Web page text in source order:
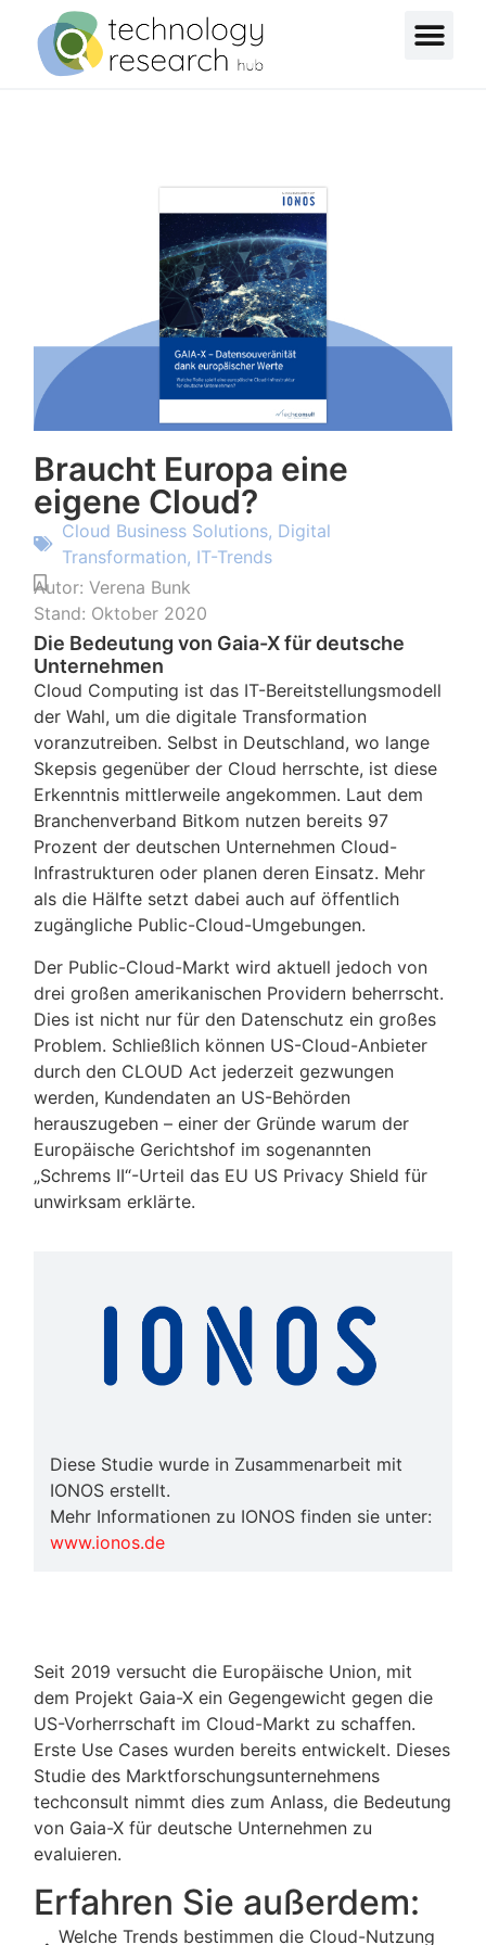
Braucht Europa eine
eigene Cloud?
Cloud Business Solutions, Digital
Transformation, IT-Trends
Autor: Verena Bunk
Stand: Oktober 2020
Die Bedeutung von Gaia-X für deutsche
Unternehmen
Cloud Computing ist das IT-Bereitstellungsmodell
der Wahl, um die digitale Transformation
voranzutreiben. Selbst in Deutschland, wo lange
Skepsis gegenüber der Cloud herrschte, ist diese
Erkenntnis mittlerweile angekommen. Laut dem
Branchenverband Bitkom nutzen bereits 97
Prozent der deutschen Unternehmen Cloud-
Infrastrukturen oder planen deren Einsatz. Mehr
als die Hälfte setzt dabei auch auf öffentlich
zugängliche Public-Cloud-Umgebungen.
Der Public-Cloud-Markt wird aktuell jedoch von
drei großen amerikanischen Providern beherrscht.
Dies ist nicht nur für den Datenschutz ein großes
Problem. Schließlich können US-Cloud-Anbieter
durch den CLOUD Act jederzeit gezwungen
werden, Kundendaten an US-Behörden
herauszugeben – einer der Gründe warum der
Europäische Gerichtshof im sogenannten
„Schrems II“-Urteil das EU US Privacy Shield für
unwirksam erklärte.
Diese Studie wurde in Zusammenarbeit mit
IONOS erstellt.
Mehr Informationen zu IONOS finden sie unter:
www.ionos.de
Seit 2019 versucht die Europäische Union, mit
dem Projekt Gaia-X ein Gegengewicht gegen die
US-Vorherrschaft im Cloud-Markt zu schaffen.
Erste Use Cases wurden bereits entwickelt. Dieses
Studie des Marktforschungsunternehmens
techconsult nimmt dies zum Anlass, die Bedeutung
von Gaia-X für deutsche Unternehmen zu
evaluieren.
Erfahren Sie außerdem:
Welche Trends bestimmen die Cloud-Nutzung